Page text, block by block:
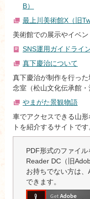
B）
最上川美術館X（旧
美術館での展示やイベ
SNS運用ガイドライ
真下慶治について
真下慶治が制作を行っ
念室（松山文化伝承館・
やまがた景観物語
車でアクセスできる山
トを紹介するサイトです
PDF形式のファイ
Reader DC（旧
お持ちでない方は
できます。